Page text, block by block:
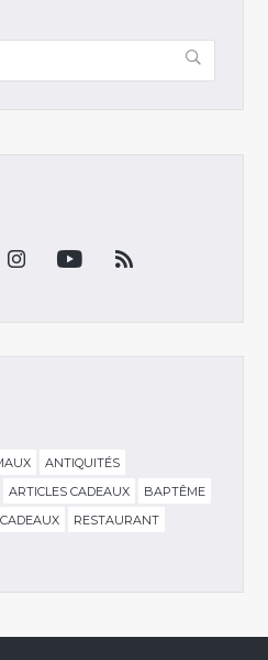
ANTIQUITÉS
ARTICLES CADEAUX
BAPTÊME
CADEAUX
RESTAURANT